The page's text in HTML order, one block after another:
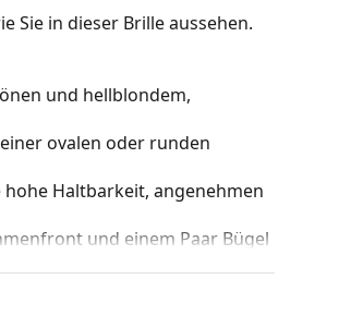
Sie in dieser Brille aussehen.
und hellblondem,
ovalen oder runden
Haltbarkeit, angenehmen
und einem Paar Bügel
vollständig umschließen, und
Gläser geeignet, auch für